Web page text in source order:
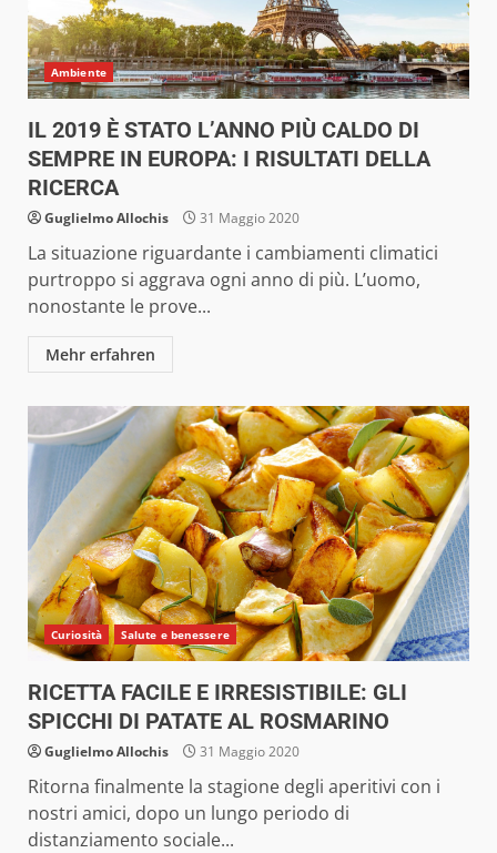
Ambiente
IL 2019 È STATO L’ANNO PIÙ CALDO DI
SEMPRE IN EUROPA: I RISULTATI DELLA
RICERCA
Guglielmo Allochis 31 Maggio 2020
La situazione riguardante i cambiamenti climatici
purtroppo si aggrava ogni anno di più. L’uomo,
nonostante le prove...
Mehr erfahren
Curiosità Salute e benessere
RICETTA FACILE E IRRESISTIBILE: GLI
SPICCHI DI PATATE AL ROSMARINO
Guglielmo Allochis 31 Maggio 2020
Ritorna finalmente la stagione degli aperitivi con i
nostri amici, dopo un lungo periodo di
distanziamento sociale...